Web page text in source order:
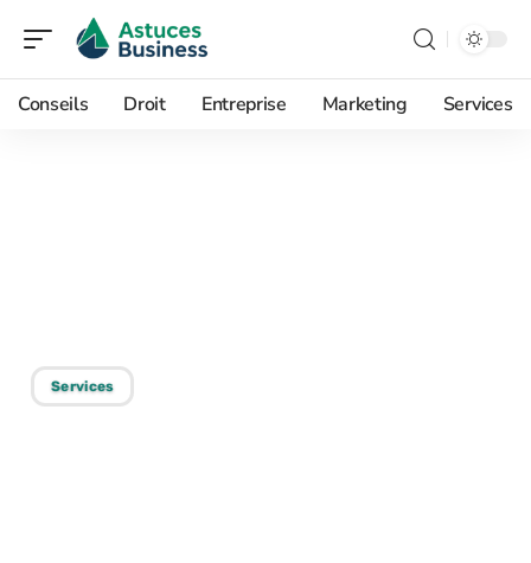
Conseils Droit Entreprise Marketing Services
Services